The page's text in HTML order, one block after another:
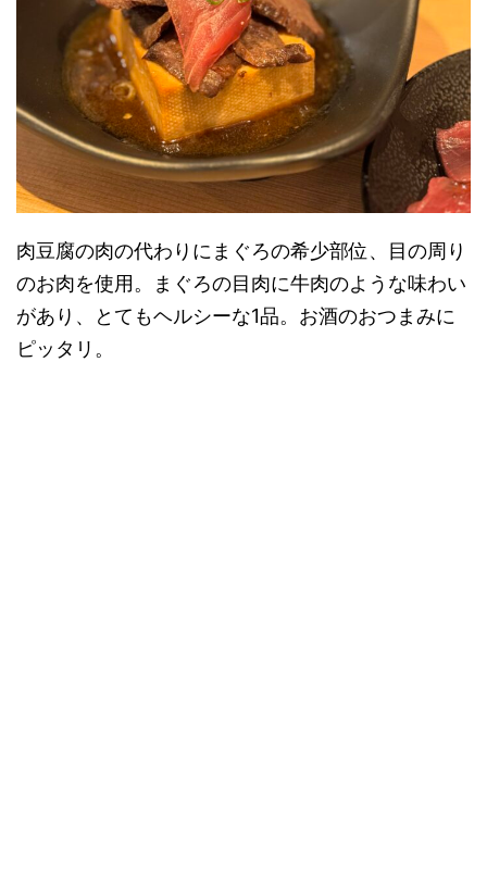
肉豆腐の肉の代わりにまぐろの希少部位、目の周り
のお肉を使用。まぐろの目肉に牛肉のような味わい
があり、とてもヘルシーな1品。お酒のおつまみに
ピッタリ。